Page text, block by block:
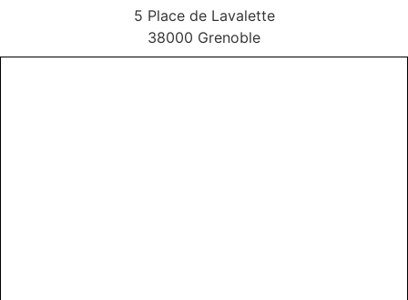
5 Place de Lavalette
38000 Grenoble